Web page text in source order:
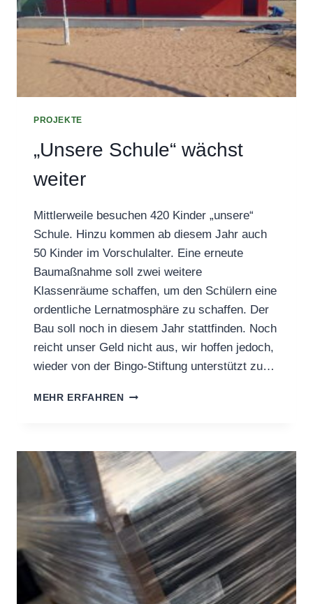
PROJEKTE
„Unsere Schule“ wächst
weiter
Mittlerweile besuchen 420 Kinder „unsere“
Schule. Hinzu kommen ab diesem Jahr auch
50 Kinder im Vorschulalter. Eine erneute
Baumaßnahme soll zwei weitere
Klassenräume schaffen, um den Schülern eine
ordentliche Lernatmosphäre zu schaffen. Der
Bau soll noch in diesem Jahr stattfinden. Noch
reicht unser Geld nicht aus, wir hoffen jedoch,
wieder von der Bingo-Stiftung unterstützt zu…
MEHR ERFAHREN„UNSERE